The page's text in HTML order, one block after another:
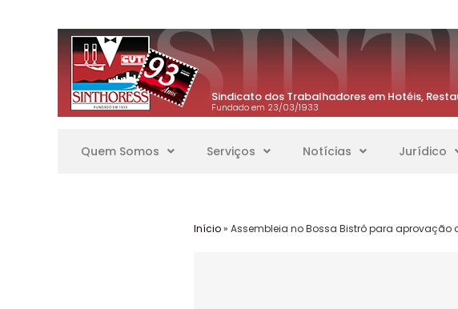
Sindicato dos Trabalhadores em Hotéis,
Fundado em 23/03/1933
Quem Somos Serviços Notícias Jurídico
Início» Assembleia no Bossa Bistrô para